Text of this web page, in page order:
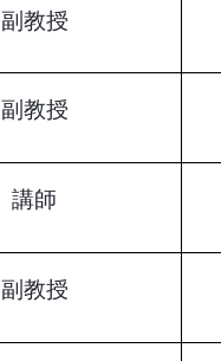
副教授
副教授
講師
副教授